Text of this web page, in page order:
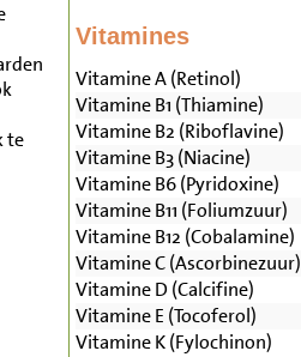
te
Vitamines
Vitamine A (Retinol)
Vitamine B1 (Thiamine)
Vitamine B2 (Riboflavine)
Vitamine B3 (Niacine)
Vitamine B6 (Pyridoxine)
Vitamine B11 (Foliumzuur)
Vitamine B12 (Cobalamine)
Vitamine C (Ascorbinezuur)
Vitamine D (Calcifine)
Vitamine E (Tocoferol)
Vitamine K (Fylochinon)